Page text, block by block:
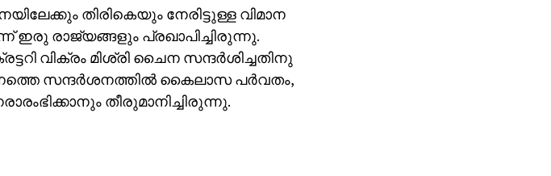
തിരികെയും നേരിട്ടുള്ള വിമാന
രാജ്യങ്ങളും പ്രഖാപിച്ചിരുന്നു.
വിക്രം മിശ്രി ചൈന സന്ദര്‍ശിച്ചതിനു
സന്ദര്‍ശനത്തില്‍ കൈലാസ പര്‍വതം,
തീരുമാനിച്ചിരുന്നു.